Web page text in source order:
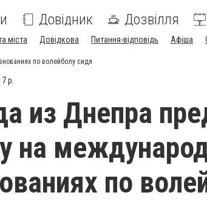
Довідник Дозвілля
міста Довідкова Питання-відповідь Афіша
по волейболу сидя
р.
из Днепра
на
по